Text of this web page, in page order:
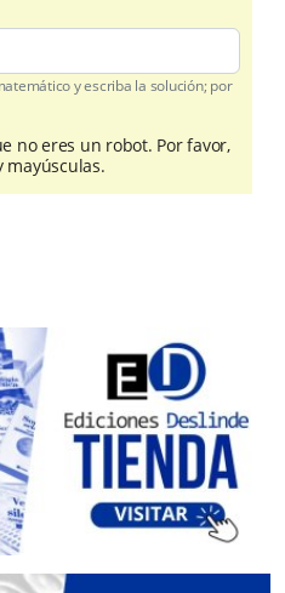
y escriba la solución; por
no eres un robot. Por favor,
mayúsculas.